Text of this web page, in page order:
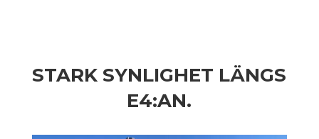
STARK SYNLIGHET LÄNGS
E4:AN.